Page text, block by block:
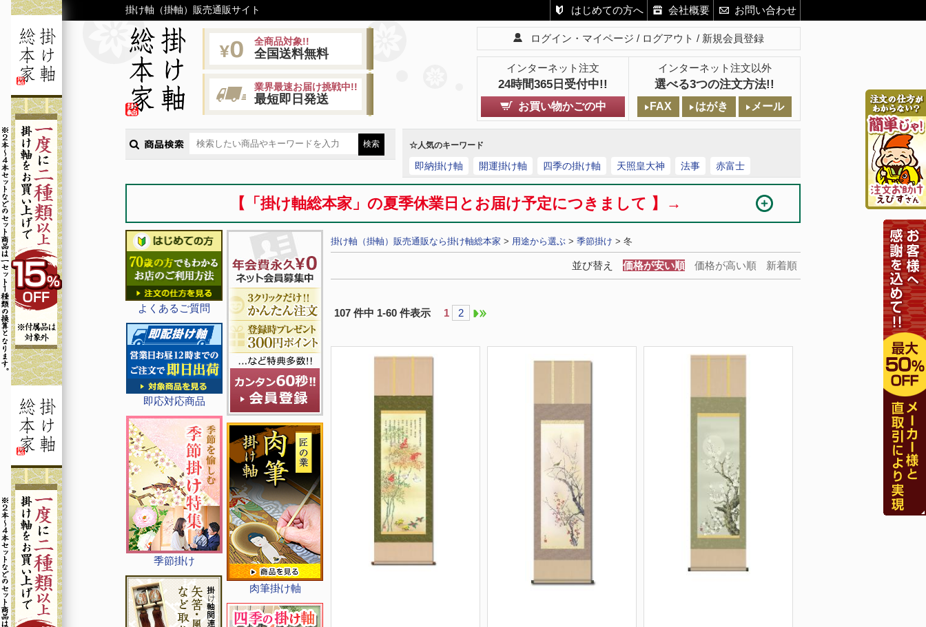
掛け軸（掛軸）販売通販サイト はじめての方へ 会社概要 お問い合わせ
全商品対象!!
全国送料無料
業界最速お届け挑戦中!!
最短即日発送
ログイン・マイページ ログアウト 新規会員登録
インターネット注文
24時間365日受付中!!
インターネット注文以外
選べる3つの注文方法!!
お買い物かごの中 FAX はがき メール
☆人気のキーワード
即納掛け軸 開運掛け軸 四季の掛け軸 天照皇大神 法事 赤富士
【「掛け軸総本家」の夏季休業日とお届け予定につきまして 】→
よくあるご質問
即応対応商品
季節掛け
肉筆掛け軸
掛け軸（掛軸）販売通販なら掛け軸総本家 > 用途から選ぶ > 季節掛け > 冬
並び替え 価格が安い順 価格が高い順 新着順
107 件中 1-60 件表示 1 2